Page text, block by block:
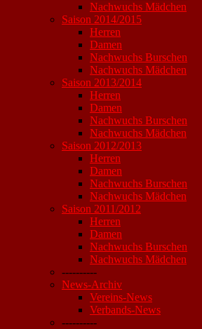
Nachwuchs Mädchen
Saison 2014/2015
Herren
Damen
Nachwuchs Burschen
Nachwuchs Mädchen
Saison 2013/2014
Herren
Damen
Nachwuchs Burschen
Nachwuchs Mädchen
Saison 2012/2013
Herren
Damen
Nachwuchs Burschen
Nachwuchs Mädchen
Saison 2011/2012
Herren
Damen
Nachwuchs Burschen
Nachwuchs Mädchen
----------
News-Archiv
Vereins-News
Verbands-News
----------